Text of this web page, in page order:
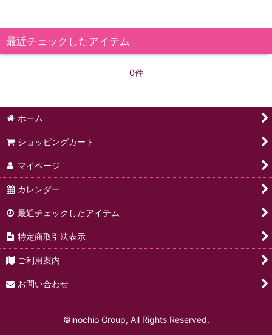
並び順:
最近チェックしたアイテム
0件
ホーム
ショッピングカート
マイページ
カレンダー
最近チェックしたアイテム
特定商取引法表示
ご利用案内
お問い合わせ
©inochio Group, All Rights Reserved.